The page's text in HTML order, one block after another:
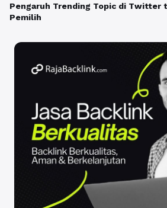
Pengaruh Trending Topic di Twitter
Pemilih